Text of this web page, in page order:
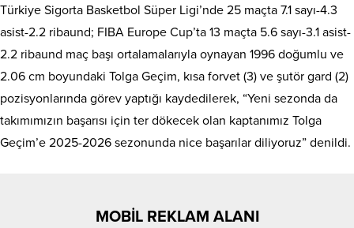
Türkiye Sigorta Basketbol Süper Ligi’nde 25 maçta 7.1 sayı-4.3
asist-2.2 ribaund; FIBA Europe Cup’ta 13 maçta 5.6 sayı-3.1 asist-
2.2 ribaund maç başı ortalamalarıyla oynayan 1996 doğumlu ve
2.06 cm boyundaki Tolga Geçim, kısa forvet (3) ve şutör gard (2)
pozisyonlarında görev yaptığı kaydedilerek, “Yeni sezonda da
takımımızın başarısı için ter dökecek olan kaptanımız Tolga
Geçim’e 2025-2026 sezonunda nice başarılar diliyoruz” denildi.
MOBİL REKLAM ALANI